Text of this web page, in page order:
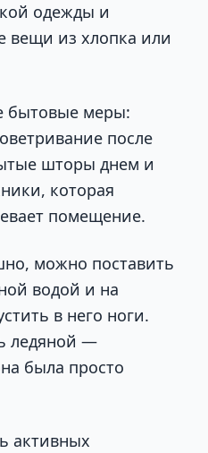
одежды и
вещи из хлопка или
бытовые меры:
после
шторы днем и
которая
помещение.
можно поставить
водой и на
в него ноги.
ледяной —
была просто
активных